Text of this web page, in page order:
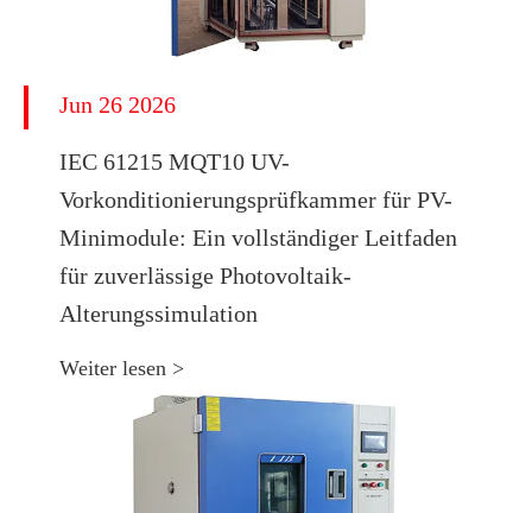
Jun 26 2026
IEC 61215 MQT10 UV-
Vorkonditionierungsprüfkammer für PV-
Minimodule: Ein vollständiger Leitfaden
für zuverlässige Photovoltaik-
Alterungssimulation
Weiter lesen >